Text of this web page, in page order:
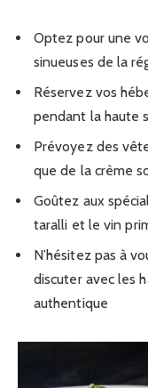
Optez pour une
sinueuses de la
Réservez vos
pendant la haute
Prévoyez des
que de la crème
Goûtez aux
taralli et le vin
N’hésitez pas à
discuter avec les
authentique